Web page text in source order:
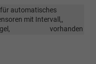
automatisches
mit Intervall,,
vorhanden